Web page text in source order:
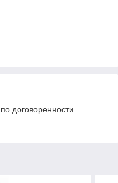
договоренности